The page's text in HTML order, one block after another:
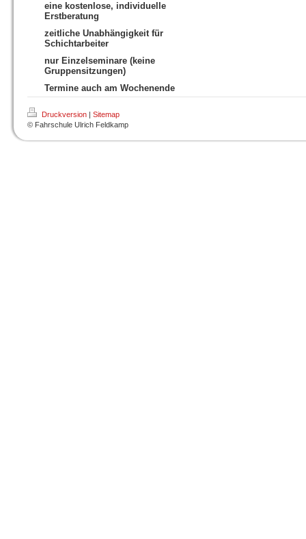
eine kostenlose, individuelle
Erstberatung
zeitliche Unabhängigkeit für
Schichtarbeiter
nur Einzelseminare (keine
Gruppensitzungen)
Termine auch am Wochenende
Druckversion | Sitemap
© Fahrschule Ulrich Feldkamp